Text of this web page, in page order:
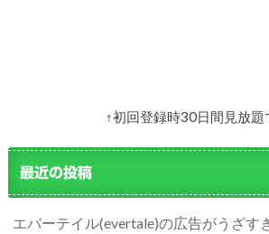
↑初回登録時30日間見放題
最近の投稿
エバーテイル(evertale)の広告がうざす